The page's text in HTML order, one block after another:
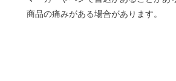
商品の痛みがある場合があります。